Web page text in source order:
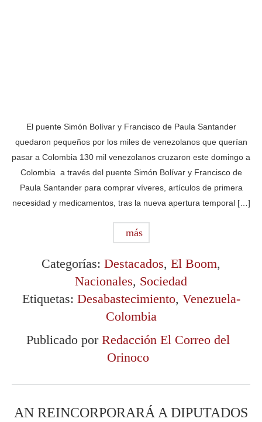
El puente Simón Bolívar y Francisco de Paula Santander
quedaron pequeños por los miles de venezolanos que querían
pasar a Colombia 130 mil venezolanos cruzaron este domingo a
Colombia a través del puente Simón Bolívar y Francisco de
Paula Santander para comprar víveres, artículos de primera
necesidad y medicamentos, tras la nueva apertura temporal […]
más
Categorías: Destacados, El Boom,
Nacionales, Sociedad
Etiquetas: Desabastecimiento, Venezuela-
Colombia
Publicado por Redacción El Correo del
Orinoco
AN REINCORPORARÁ A DIPUTADOS